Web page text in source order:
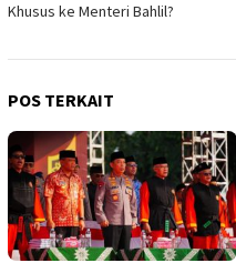
Khusus ke Menteri Bahlil?
POS TERKAIT